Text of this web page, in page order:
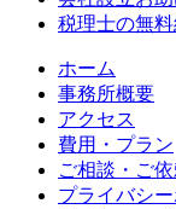
税理士の無
ホーム
事務所概要
アクセス
費用・プラン
ご相談・ご
プライバシ